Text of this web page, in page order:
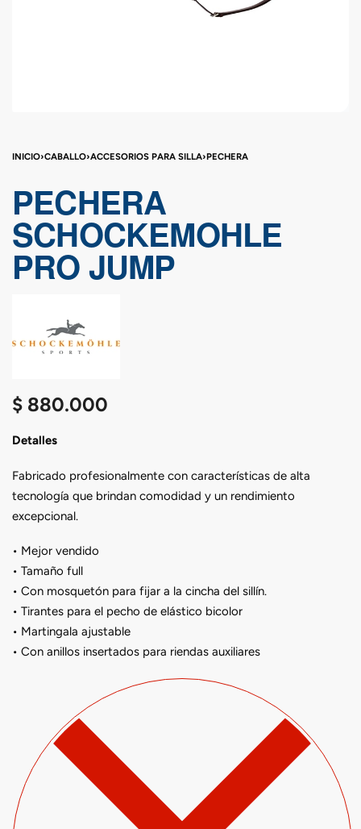
INICIO›CABALLO›ACCESORIOS PARA SILLA›PECHERA
PECHERA
SCHOCKEMOHLE
PRO JUMP
$ 880.000
Detalles
Fabricado profesionalmente con características de alta
tecnología que brindan comodidad y un rendimiento
excepcional.
• Mejor vendido
• Tamaño full
• Con mosquetón para fijar a la cincha del sillín.
• Tirantes para el pecho de elástico bicolor
• Martingala ajustable
• Con anillos insertados para riendas auxiliares